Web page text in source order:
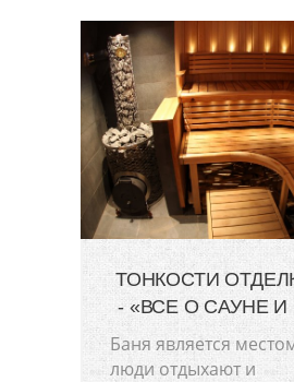
ТОНКОСТИ
- «ВСЕ О САУНЕ И
Баня является
люди отдыхают и